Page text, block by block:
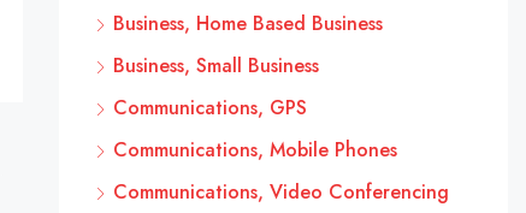
Business, Home Based Business
Business, Small Business
Communications, GPS
Communications, Mobile Phones
Communications, Video Conferencing